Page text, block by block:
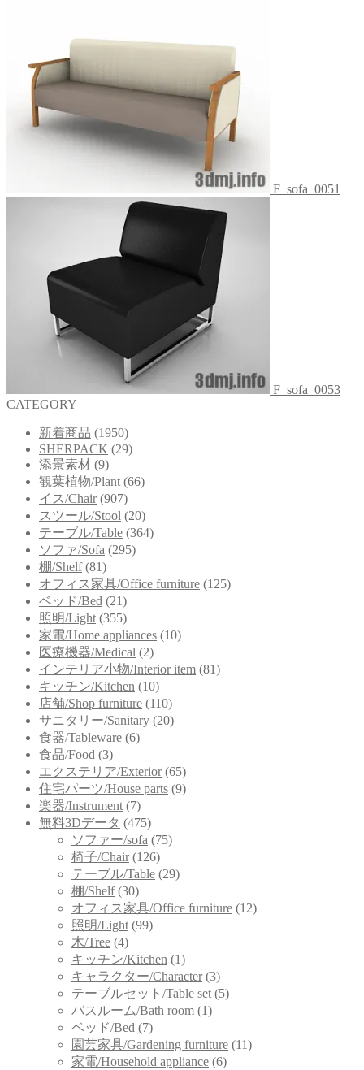
F_sofa_0051
F_sofa_0053
CATEGORY
新着商品 (1950)
SHERPACK (29)
添景素材 (9)
観葉植物/Plant (66)
イス/Chair (907)
スツール/Stool (20)
テーブル/Table (364)
ソファ/Sofa (295)
棚/Shelf (81)
オフィス家具/Office furniture (125)
ベッド/Bed (21)
照明/Light (355)
家電/Home appliances (10)
医療機器/Medical (2)
インテリア小物/Interior item (81)
キッチン/Kitchen (10)
店舗/Shop furniture (110)
サニタリー/Sanitary (20)
食器/Tableware (6)
食品/Food (3)
エクステリア/Exterior (65)
住宅パーツ/House parts (9)
楽器/Instrument (7)
無料3Dデータ (475)
ソファー/sofa (75)
椅子/Chair (126)
テーブル/Table (29)
棚/Shelf (30)
オフィス家具/Office furniture (12)
照明/Light (99)
木/Tree (4)
キッチン/Kitchen (1)
キャラクター/Character (3)
テーブルセット/Table set (5)
バスルーム/Bath room (1)
ベッド/Bed (7)
園芸家具/Gardening furniture (11)
家電/Household appliance (6)